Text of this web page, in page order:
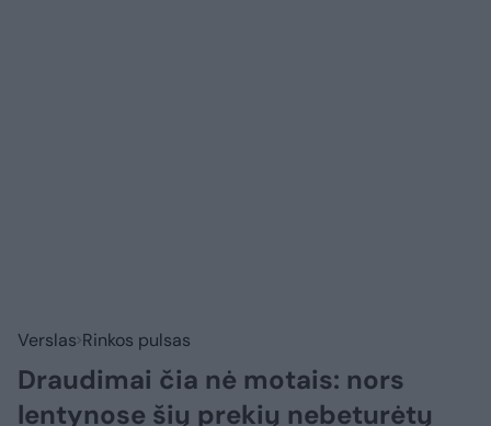
Verslas Rinkos pulsas
Draudimai čia nė motais: nors
lentynose šių prekių nebeturėtų